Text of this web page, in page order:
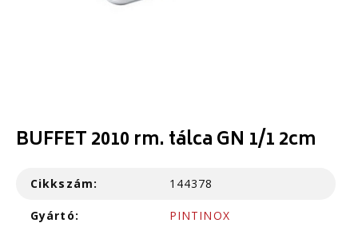
BUFFET 2010 rm. tálca GN 1/1 2cm
Cikkszám: 144378
Gyártó: PINTINOX